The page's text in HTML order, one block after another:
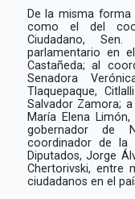
De la misma
como el del
Ciudadano,
parlamentario en
Castañeda; al
Senadora
Tlaquepaque,
Salvador Zamora;
María Elena
gobernador de
coordinador de la
Diputados, Jorge
Chertorivski, entre
ciudadanos en el